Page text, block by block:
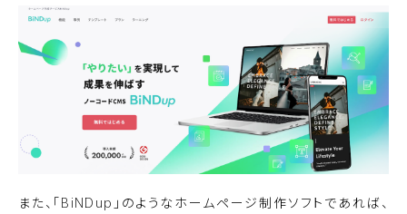
また、「BiNDup 」のようなホームページ制作ソフトであれば、